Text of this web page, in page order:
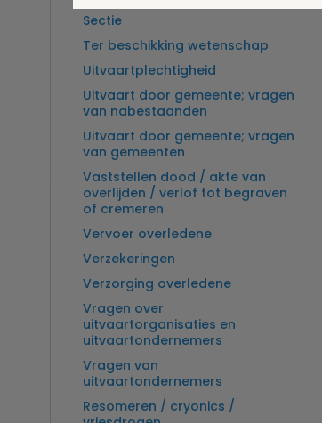
Sectie
Ter beschikking wetenschap
Uitvaartplechtigheid
Uitvaart door gemeente; vragen
van nabestaanden
Uitvaart door gemeente; vragen
van gemeenten
Vaststellen dood / akte van
overlijden / verlof tot begraven
of cremeren
Vervoer overledene
Verzekeringen
Verzorging overledene
Vragen over
uitvaartorganisaties en
uitvaartondernemers
Vragen van
uitvaartondernemers
Resomeren / cryonics /